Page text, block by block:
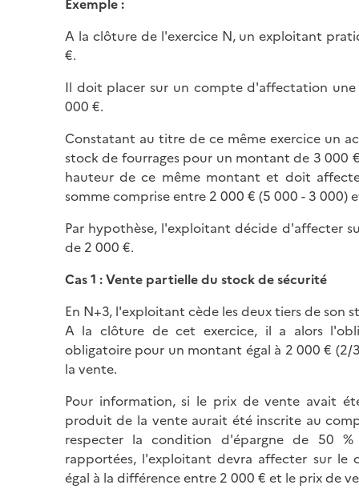
Exemple :
A la clôture de l'exercice N, un exploitant
€.
Il doit placer sur un compte d'affectation
000 €.
Constatant au titre de ce même exercice un
stock de fourrages pour un montant de 3 000
hauteur de ce même montant et doit
somme comprise entre 2 000 € (5 000 - 3 000)
Par hypothèse, l'exploitant décide d'affecter
de 2 000 €.
Cas 1 : Vente partielle du stock de sécurité
En N+3, l'exploitant cède les deux tiers de
A la clôture de cet exercice, il a alors
obligatoire pour un montant égal à 2 000 €
la vente.
Pour information, si le prix de vente avait
produit de la vente aurait été inscrite au
respecter la condition d'épargne de 50
rapportées, l'exploitant devra affecter sur
égal à la différence entre 2 000 € et le prix de